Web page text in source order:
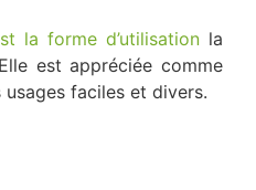
la forme d’utilisation la
est appréciée comme
faciles et divers.